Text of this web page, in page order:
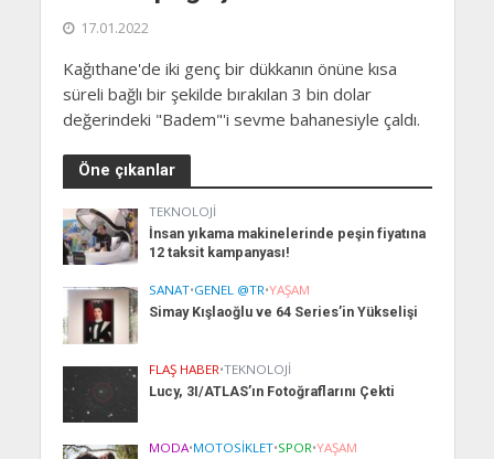
17.01.2022
Kağıthane'de iki genç bir dükkanın önüne kısa
süreli bağlı bir şekilde bırakılan 3 bin dolar
değerindeki "Badem"'i sevme bahanesiyle çaldı.
Öne çıkanlar
TEKNOLOJI
İnsan yıkama makinelerinde peşin fiyatına
12 taksit kampanyası!
SANAT•GENEL @TR•YAŞAM
Simay Kışlaoğlu ve 64 Series’in Yükselişi
FLAŞ HABER•TEKNOLOJI
Lucy, 3I/ATLAS’ın Fotoğraflarını Çekti
MODA•MOTOSIKLET•SPOR•YAŞAM